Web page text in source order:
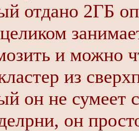
отдано 2ГБ
целиком
и можно
из
он не сумеет
он